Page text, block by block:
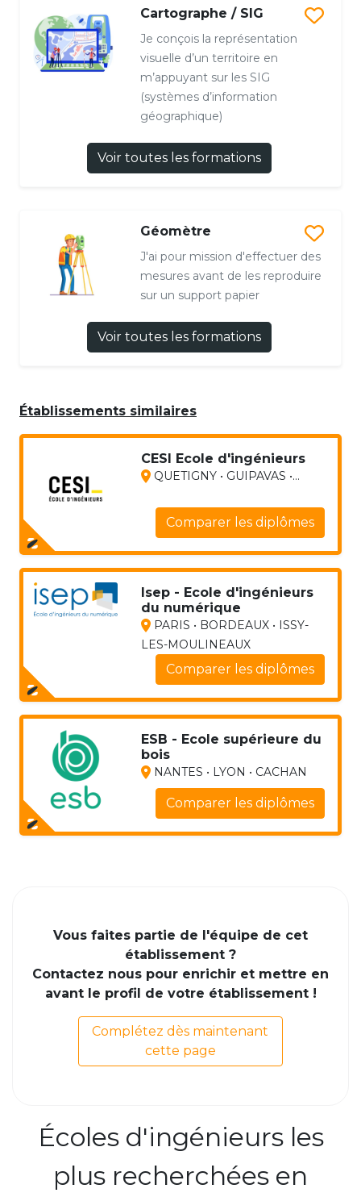
Cartographe / SIG
Je conçois la représentation
visuelle d’un territoire en
m’appuyant sur les SIG
(systèmes d’information
géographique)
Voir toutes les formations
Géomètre
J'ai pour mission d'effectuer des
mesures avant de les reproduire
sur un support papier
Voir toutes les formations
Établissements similaires
CESI Ecole d'ingénieurs
QUETIGNY • GUIPAVAS •...
Comparer les diplômes
Isep - Ecole d'ingénieurs
du numérique
PARIS • BORDEAUX • ISSY-
LES-MOULINEAUX
Comparer les diplômes
ESB - Ecole supérieure du
bois
NANTES • LYON • CACHAN
Comparer les diplômes
Vous faites partie de l'équipe de cet
établissement ?
Contactez nous pour enrichir et mettre en
avant le profil de votre établissement !
Complétez dès maintenant
cette page
Écoles d'ingénieurs les
plus recherchées en